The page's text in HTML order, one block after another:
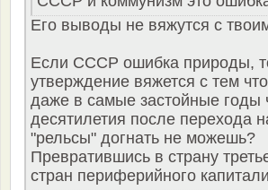
Его выводы не вяжутся с
Если СССР ошибка природы,
утверждение вяжется с тем
даже в самые застойные годы
десятилетия после перехода
"рельсы" догнать не можешь?
Превратившись в страну
стран периферийного